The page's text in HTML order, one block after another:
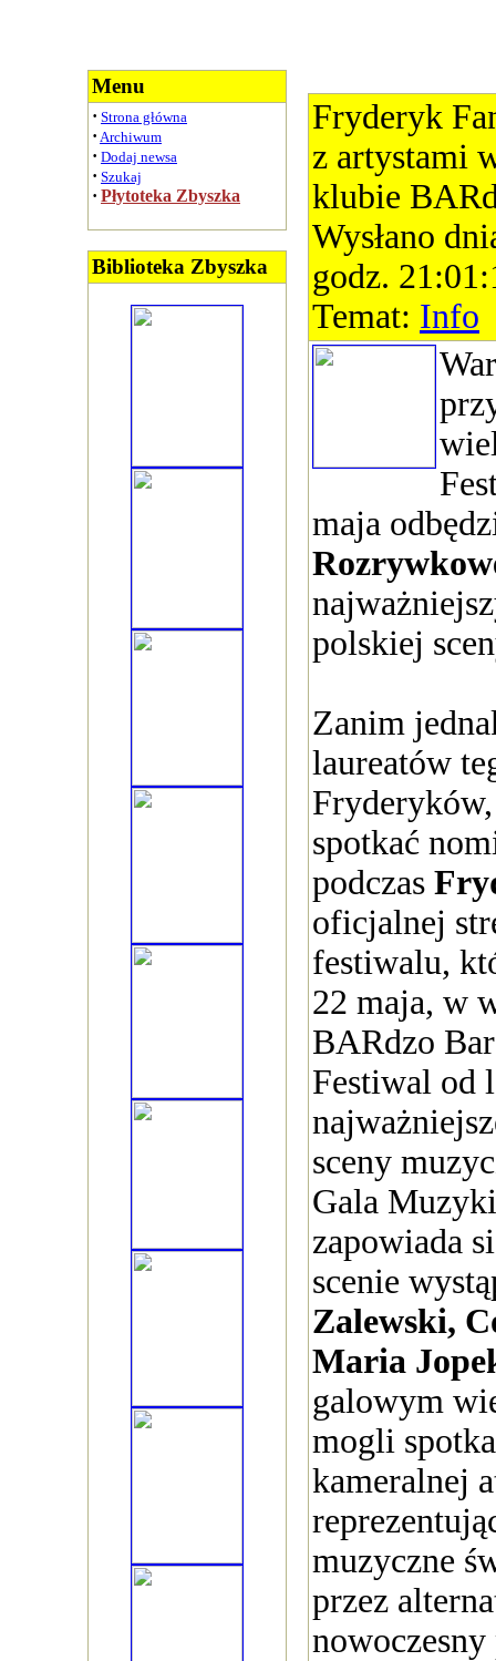
Menu
· Strona główna
· Archiwum
· Dodaj newsa
· Szukaj
· Płytoteka Zbyszka
Biblioteka Zbyszka
Fryderyk
z artystami
klubie
Wysłano
godz.
Temat: Info
maja
polskiej
Zanim
laureatów
spotkać
podczas
oficjalnej
festiwalu,
22 maja, w
BARdzo
Festiwal od
sceny
Gala
zapowiada
scenie
Zalewski,
Maria
galowym
mogli
kameralnej
muzyczne
przez
nowoczesny